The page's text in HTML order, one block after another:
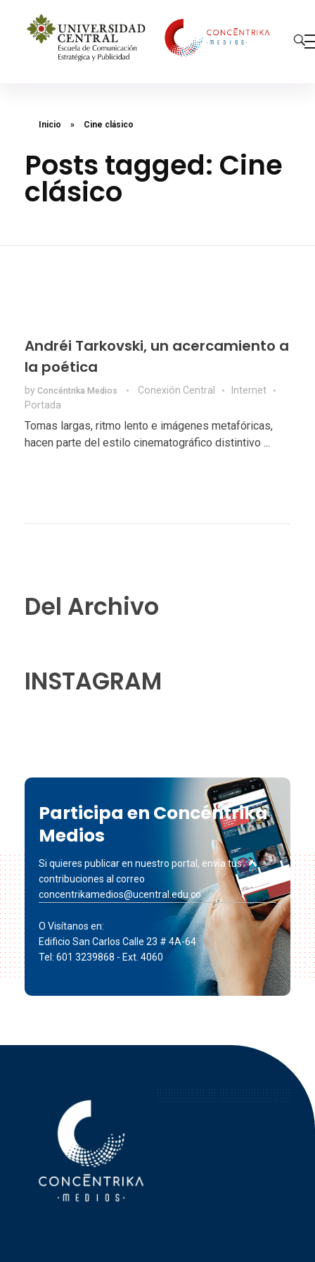
Inicio » Cine clásico
Posts tagged: Cine
clásico
Andréi Tarkovski, un acercamiento a
la poética
by Concéntrika Medios Conexión Central
Internet
Portada
Tomas largas, ritmo lento e imágenes metafóricas,
hacen parte del estilo cinematográfico distintivo ...
Del Archivo
INSTAGRAM
Participa en Concéntrika
Medios
Si quieres publicar en nuestro portal, envía tus
contribuciones al correo
concentrikamedios@ucentral.edu.co
O Visítanos en:
Edificio San Carlos Calle 23 # 4A-64
Tel: 601 3239868 - Ext. 4060